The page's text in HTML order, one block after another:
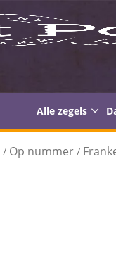
Alle zegels
/ Op nummer /